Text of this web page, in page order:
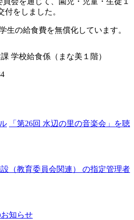
付をしました。
生の給食費を無償化しています。
学校給食係（まな美１階）
「第26回 水辺の里の音楽会」を聴
（教育委員会関連） の指定管理者
知らせ